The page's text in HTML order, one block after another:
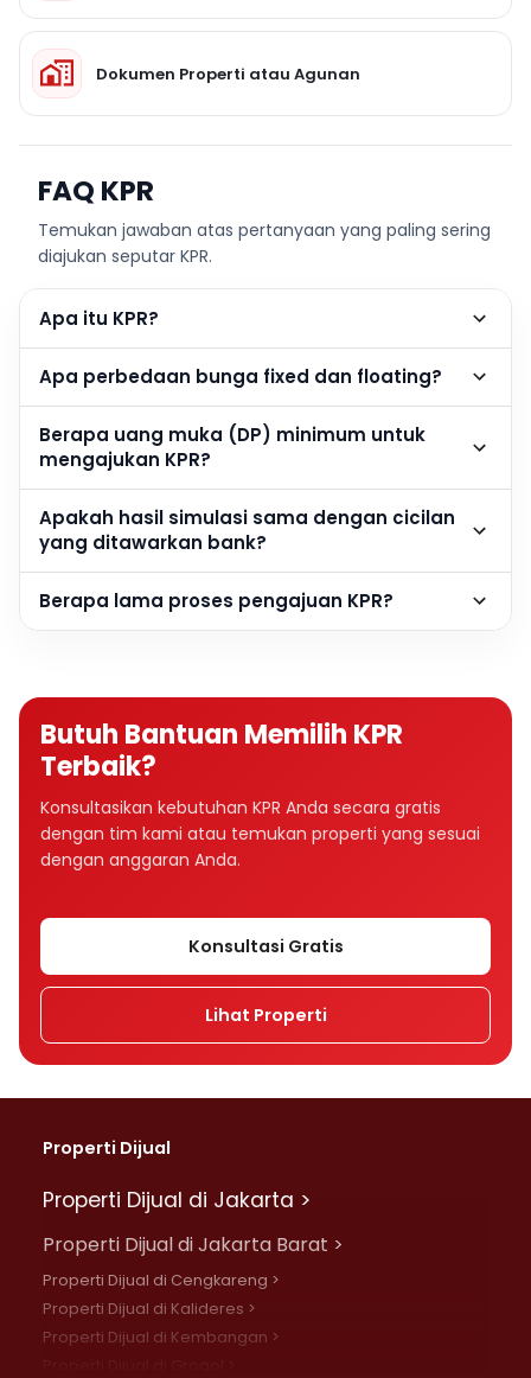
Dokumen Properti atau Agunan
FAQ KPR
Temukan jawaban atas pertanyaan yang paling sering
diajukan seputar KPR.
Apa itu KPR?
Apa perbedaan bunga fixed dan floating?
Berapa uang muka (DP) minimum untuk
mengajukan KPR?
Apakah hasil simulasi sama dengan cicilan
yang ditawarkan bank?
Berapa lama proses pengajuan KPR?
Butuh Bantuan Memilih KPR
Terbaik?
Konsultasikan kebutuhan KPR Anda secara gratis
dengan tim kami atau temukan properti yang sesuai
dengan anggaran Anda.
Konsultasi Gratis
Lihat Properti
Properti Dijual
Properti Dijual di Jakarta >
Properti Dijual di Jakarta Barat >
Properti Dijual di Cengkareng >
Properti Dijual di Kalideres >
Properti Dijual di Kembangan >